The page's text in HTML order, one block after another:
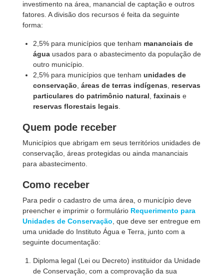
investimento na área, manancial de captação e outros
fatores. A divisão dos recursos é feita da seguinte
forma:
2,5% para municípios que tenham mananciais de
água usados para o abastecimento da população de
outro município.
2,5% para municípios que tenhamunidades de
conservação ,áreas de terras indígenas
reservas
particulares do patrimônio natural ,faxinais e
reservas florestais legais
Quem pode receber
Municípios que abrigam em seus territórios unidades de
conservação, áreas protegidas ou ainda mananciais
para abastecimento.
Como receber
Para pedir o cadastro de uma área, o município deve
preencher e imprimir o formulário Requerimento para
Unidades de Conservação , que deve ser entregue em
uma unidade do Instituto Água e Terra, junto com a
seguinte documentação:
Diploma legal (Lei ou Decreto) instituidor da Unidade
de Conservação, com a comprovação da sua